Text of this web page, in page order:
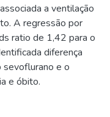
a ventilação
A regressão por
ratio de 1,42 para o
diferença
e o
e óbito.